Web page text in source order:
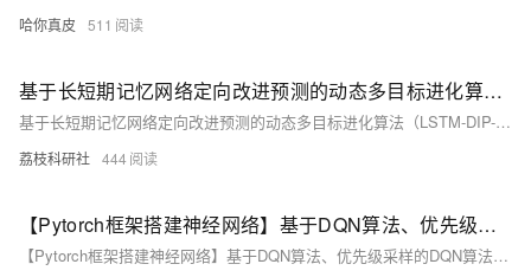
哈你真皮 511
基于长短期记忆网络定向改进预测的动态多目标进化算法（LSTM-DIP-DMOEA）求解CEC2018（DF1-DF14）研究（Matlab代码实现）
基于长短期记忆网络定向改进预测的动态多目标进化算法（LSTM-DIP-DMOEA）求解CEC2018（DF1-DF14）研究（Matlab代码实现）
荔枝科研社 444
【Pytorch框架搭建神经网络】基于DQN算法、优先级采样的DQN算法、DQN + 人工势场的避障控制研究（Python代码实现）
【Pytorch框架搭建神经网络】基于DQN算法、优先级采样的DQN算法、DQN + 人工势场的避障控制研究（Python代码实现）